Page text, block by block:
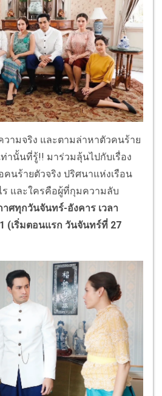
ามจริง และตามล่าหาตัวคนร้าย
ท่านั้นที่รู้!! มาร่วมลุ้นไปกับเรื่อง
นร้ายตัวจริง ปริศนาแห่งเรือน
และใครคือผู้ที่กุมความลับ
าศทุกวันจันทร์-อังคาร เวลา
(เริ่มตอนแรก วันจันทร์ที่ 27